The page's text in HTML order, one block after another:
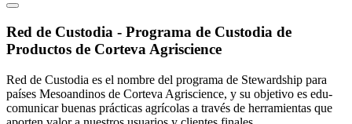
Red de Custodia - Programa de Custodia de
Productos de Corteva Agriscience
Red de Custodia es el nombre del programa de Stewardship para
países Mesoandinos de Corteva Agriscience, y su objetivo es edu-
comunicar buenas prácticas agrícolas a través de herramientas que